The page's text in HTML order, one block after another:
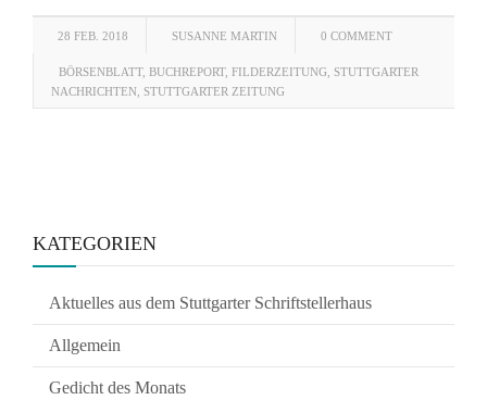
28 FEB. 2018 SUSANNE MARTIN 0 COMMENT
BÖRSENBLATT, BUCHREPORT, FILDERZEITUNG STUTTGARTER
NACHRICHTEN STUTTGARTER ZEITUNG
KATEGORIEN
Aktuelles aus dem Stuttgarter Schriftstellerhaus
Allgemein
Gedicht des Monats